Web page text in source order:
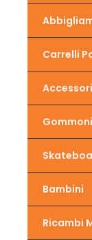
Carrelli
Accessori
Bambini
Ricambi